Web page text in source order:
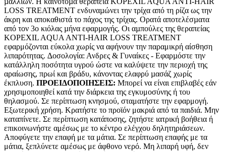
LOSS TREATMENT ενδυναµώνει την τρίχα από τη ρίζα ως την
άκρη και αποκαθιστά το πάχος της τρίχας. Ορατά αποτελέσµατα
από τον 3ο κιόλας µήνα εφαρµογής. Οι αµπούλες της θεραπείας
KOPEXIL AQUA ANTI-HAIR LOSS TREATMENT
εφαρμόζονται εύκολα χωρίς να αφήνουν την παραμικρή αίσθηση
λιπαρότητας. ∆οσολογία: Ανδρες & Γυναίκες - Εφαρµόστε την
κατάλληλη ποσότητα υγρού ώστε να καλύψετε την περιοχή της
αραίωσης, πρωί και βράδυ, κάνοντας ελαφρύ µασάζ χωρίς
έκπλυση. ΠΡΟΕΙΔΟΠΟΙΗΣΕΙΣ: Μπορεί να είναι επιβλαβές εάν
χρησιμοποιηθεί κατά την διάρκεια της εγκυμοσύνης ή του
θηλασμού. Σε περίπτωση κνησμού, σταματήστε την εφαρμογή.
Εξωτερική χρήση. Κρατήστε το προϊόν μακριά από τα παιδιά. Μην
καταπίνετε. Σε περίπτωση κατάποσης, ζητήστε ιατρική βοήθεια ή
επικοινωνήστε αμέσως με το κέντρο ελέγχου δηλητηριάσεων.
Αποφύγετε την επαφή με τα μάτια. Σε περίπτωση επαφής με τα
μάτια, ξεπλύνετε αμέσως με άφθονο νερό. Μη λιπαρή υφή, δεν